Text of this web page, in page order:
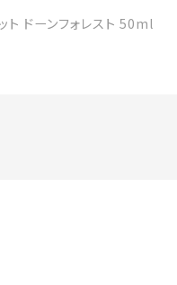
ト ドーンフォレスト 50ml